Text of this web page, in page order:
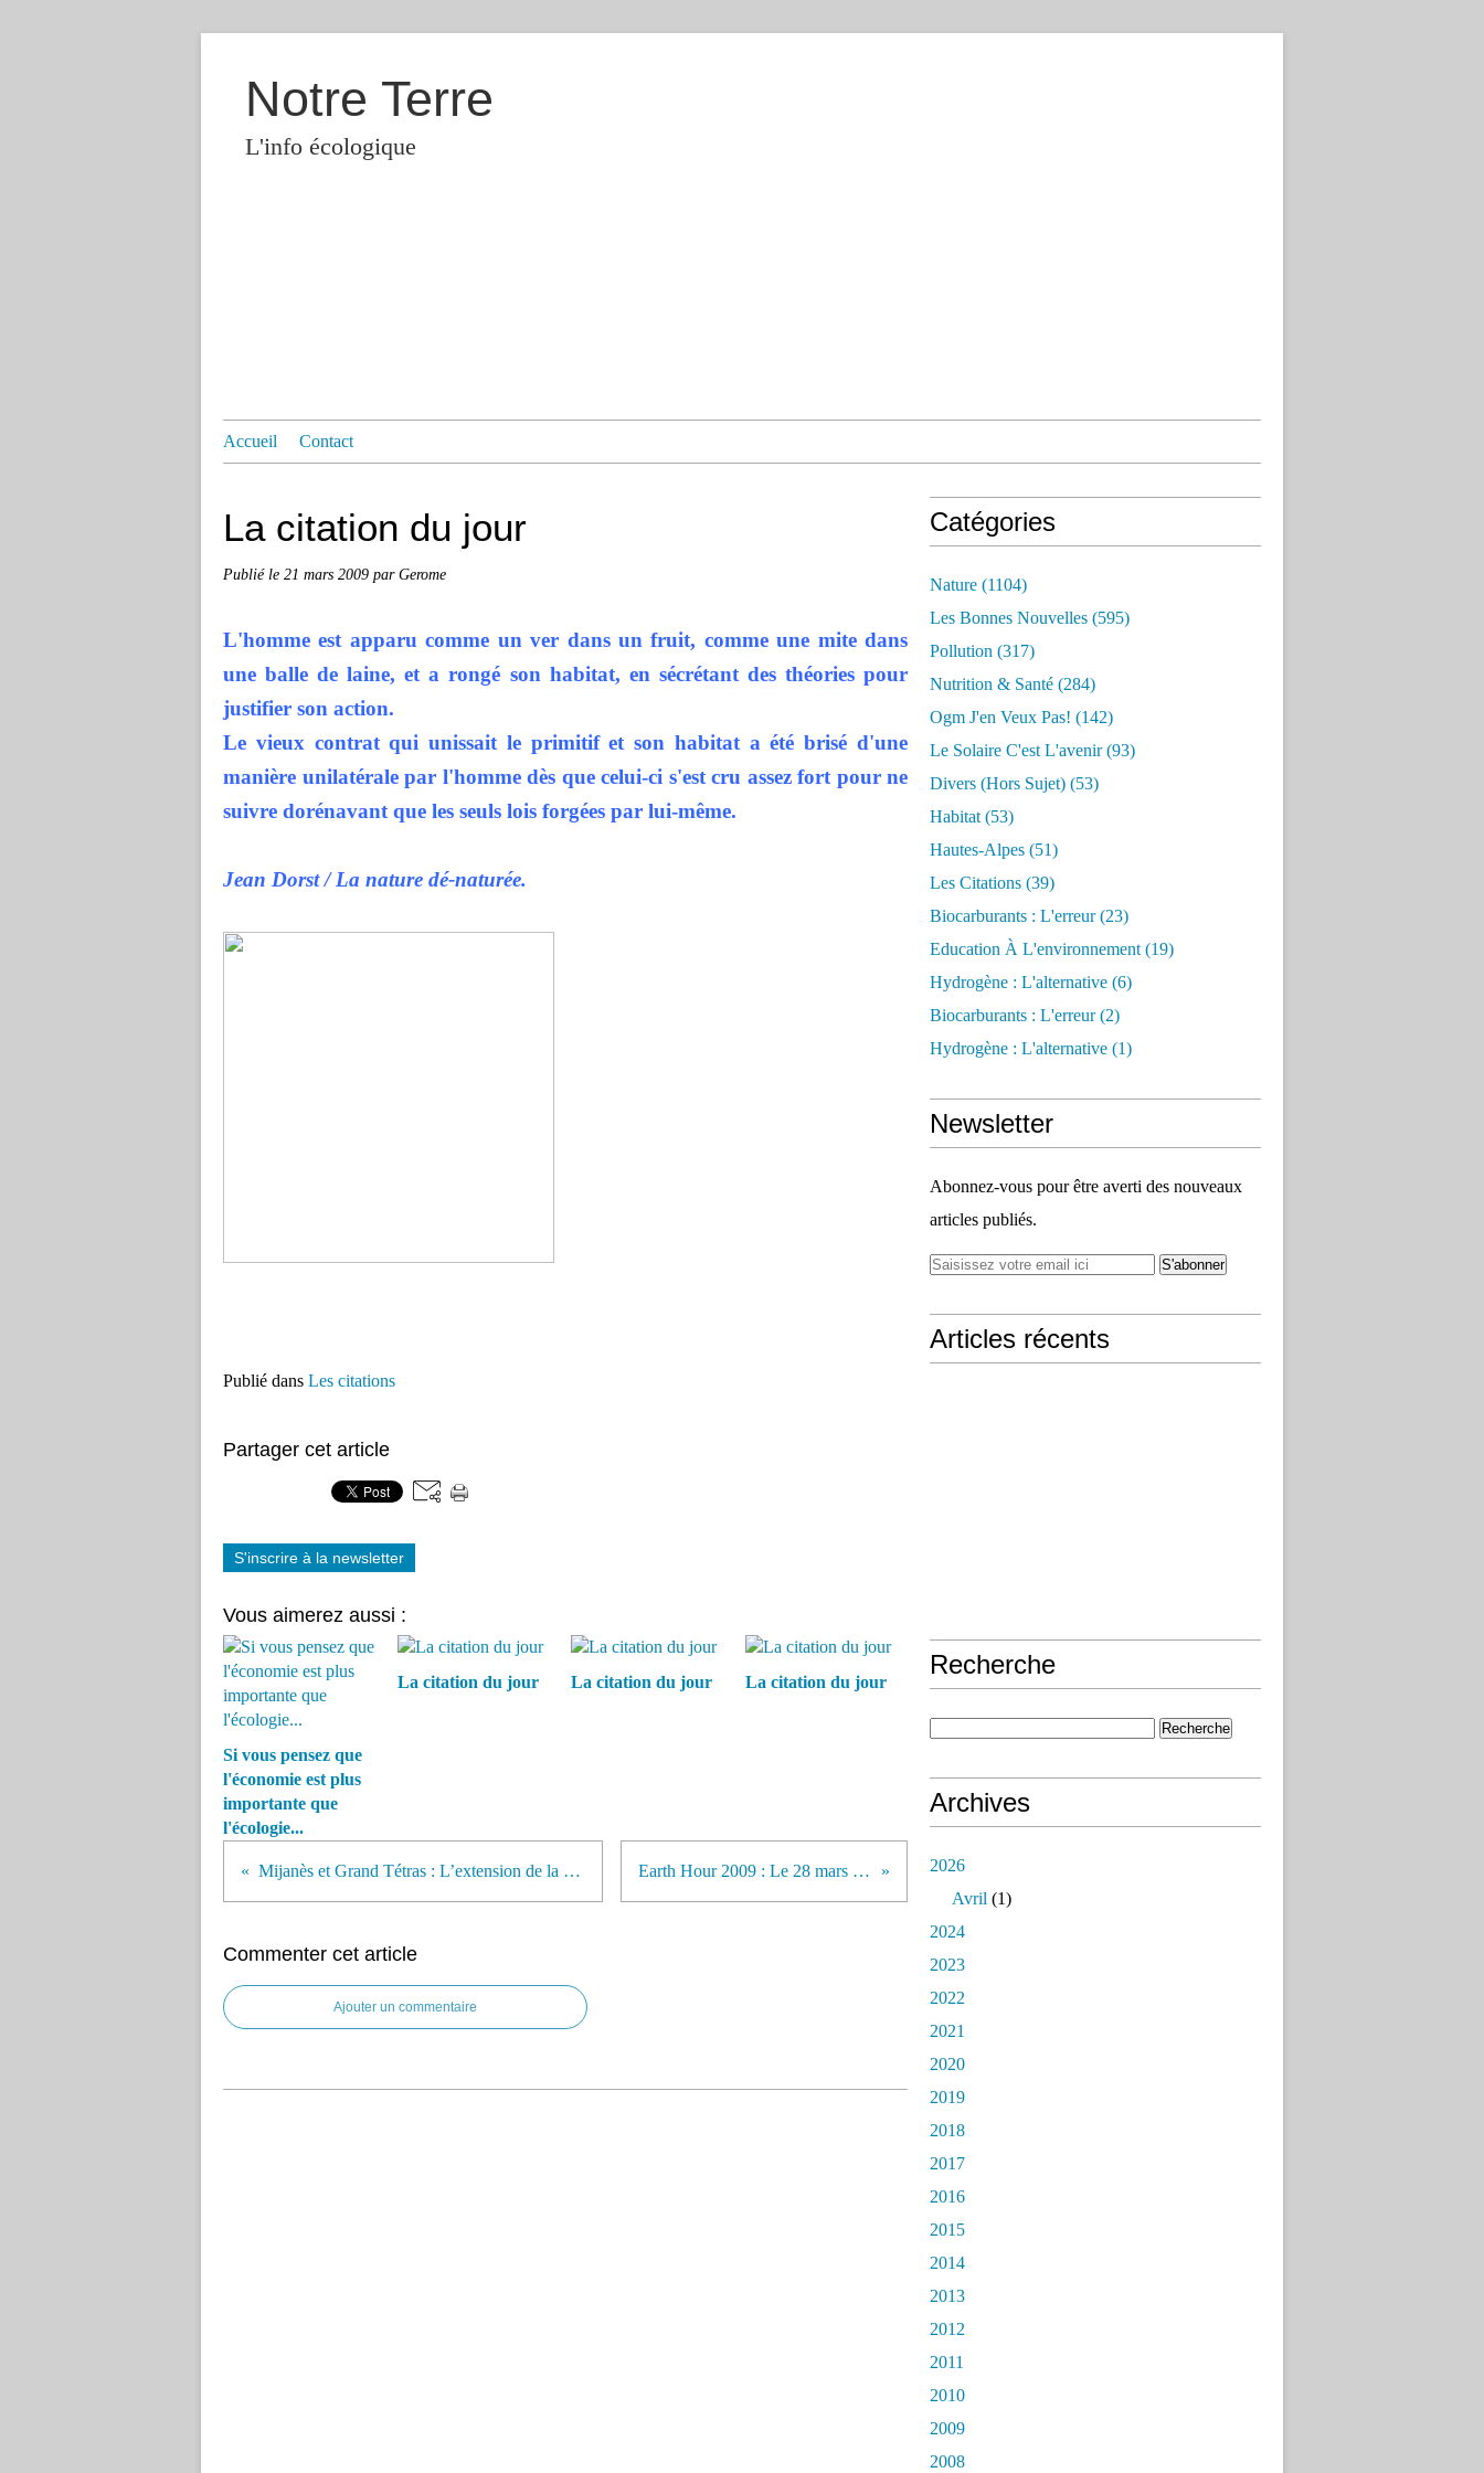
Notre Terre
L'info écologique
Accueil Contact
La citation du jour
Publié le 21 mars 2009 par Gerome
L'homme est apparu comme un ver dans un fruit, comme une mite dans
une balle de laine, et a rongé son habitat, en sécrétant des théories pour
justifier son action.
Le vieux contrat qui unissait le primitif et son habitat a été brisé d'une
manière unilatérale par l'homme dès que celui-ci s'est cru assez fort pour ne
suivre dorénavant que les seuls lois forgées par lui-même.
Jean Dorst / La nature dé-naturée.
Publié dans Les citations
Partager cet article
S'inscrire à la newsletter
Vous aimerez aussi :
Si vous pensez que
l'économie est plus
importante que
l'écologie...
La citation du jour La citation du jour La citation du jour
Mijanès et Grand Tétras : L’extension de la station de ski suspendue par le Conseil d’Etat Earth Hour 2009 : Le 28 mars à 20h30, éteignons nos lumières !
Commenter cet article
Ajouter un commentaire
Catégories
Nature (1104)
Les Bonnes Nouvelles (595)
Pollution (317)
Nutrition & Santé (284)
Ogm J'en Veux Pas! (142)
Le Solaire C'est L'avenir(93)
Divers (hors Sujet) (53)
Habitat (53)
Hautes-Alpes (51)
Les Citations (39)
Biocarburants : L'erreur(23)
Education À L'environnement (19)
Hydrogène : L'alternative (6)
Biocarburants : L'erreur(2)
Hydrogène : L'alternative (1)
Newsletter
Abonnez-vous pour être averti des nouveaux
articles publiés.
Articles récents
Recherche
Archives
2026
Avril (1)
2024
2023
2022
2021
2020
2019
2018
2017
2016
2015
2014
2013
2012
2011
2010
2009
2008